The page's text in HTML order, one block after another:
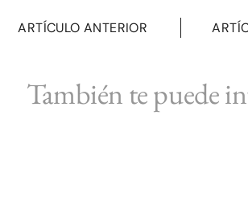
ARTÍCULO ANTERIOR
También te puede